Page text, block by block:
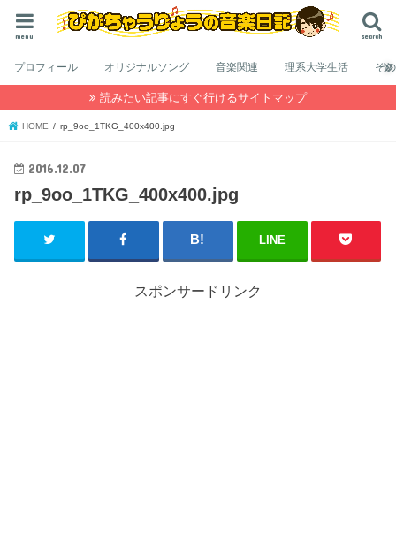
search
menu
プロフィール オリジナルソング 音楽関連 理系大学生活 そ
読みたい記事にすぐ行けるサイトマップ
HOME rp_9oo_1TKG_400x400.jpg
2016.12.07
rp_9oo_1TKG_400x400.jpg
LINE
スポンサードリンク